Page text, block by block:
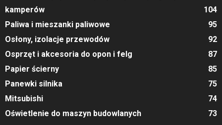
kamperów
104
Paliwa i mieszanki paliwowe
95
Osłony, izolacje przewodów
92
Osprzęt i akcesoria do opon i felg
87
Papier ścierny
85
Panewki silnika
75
Mitsubishi
74
Oświetlenie do maszyn budowlanych
73